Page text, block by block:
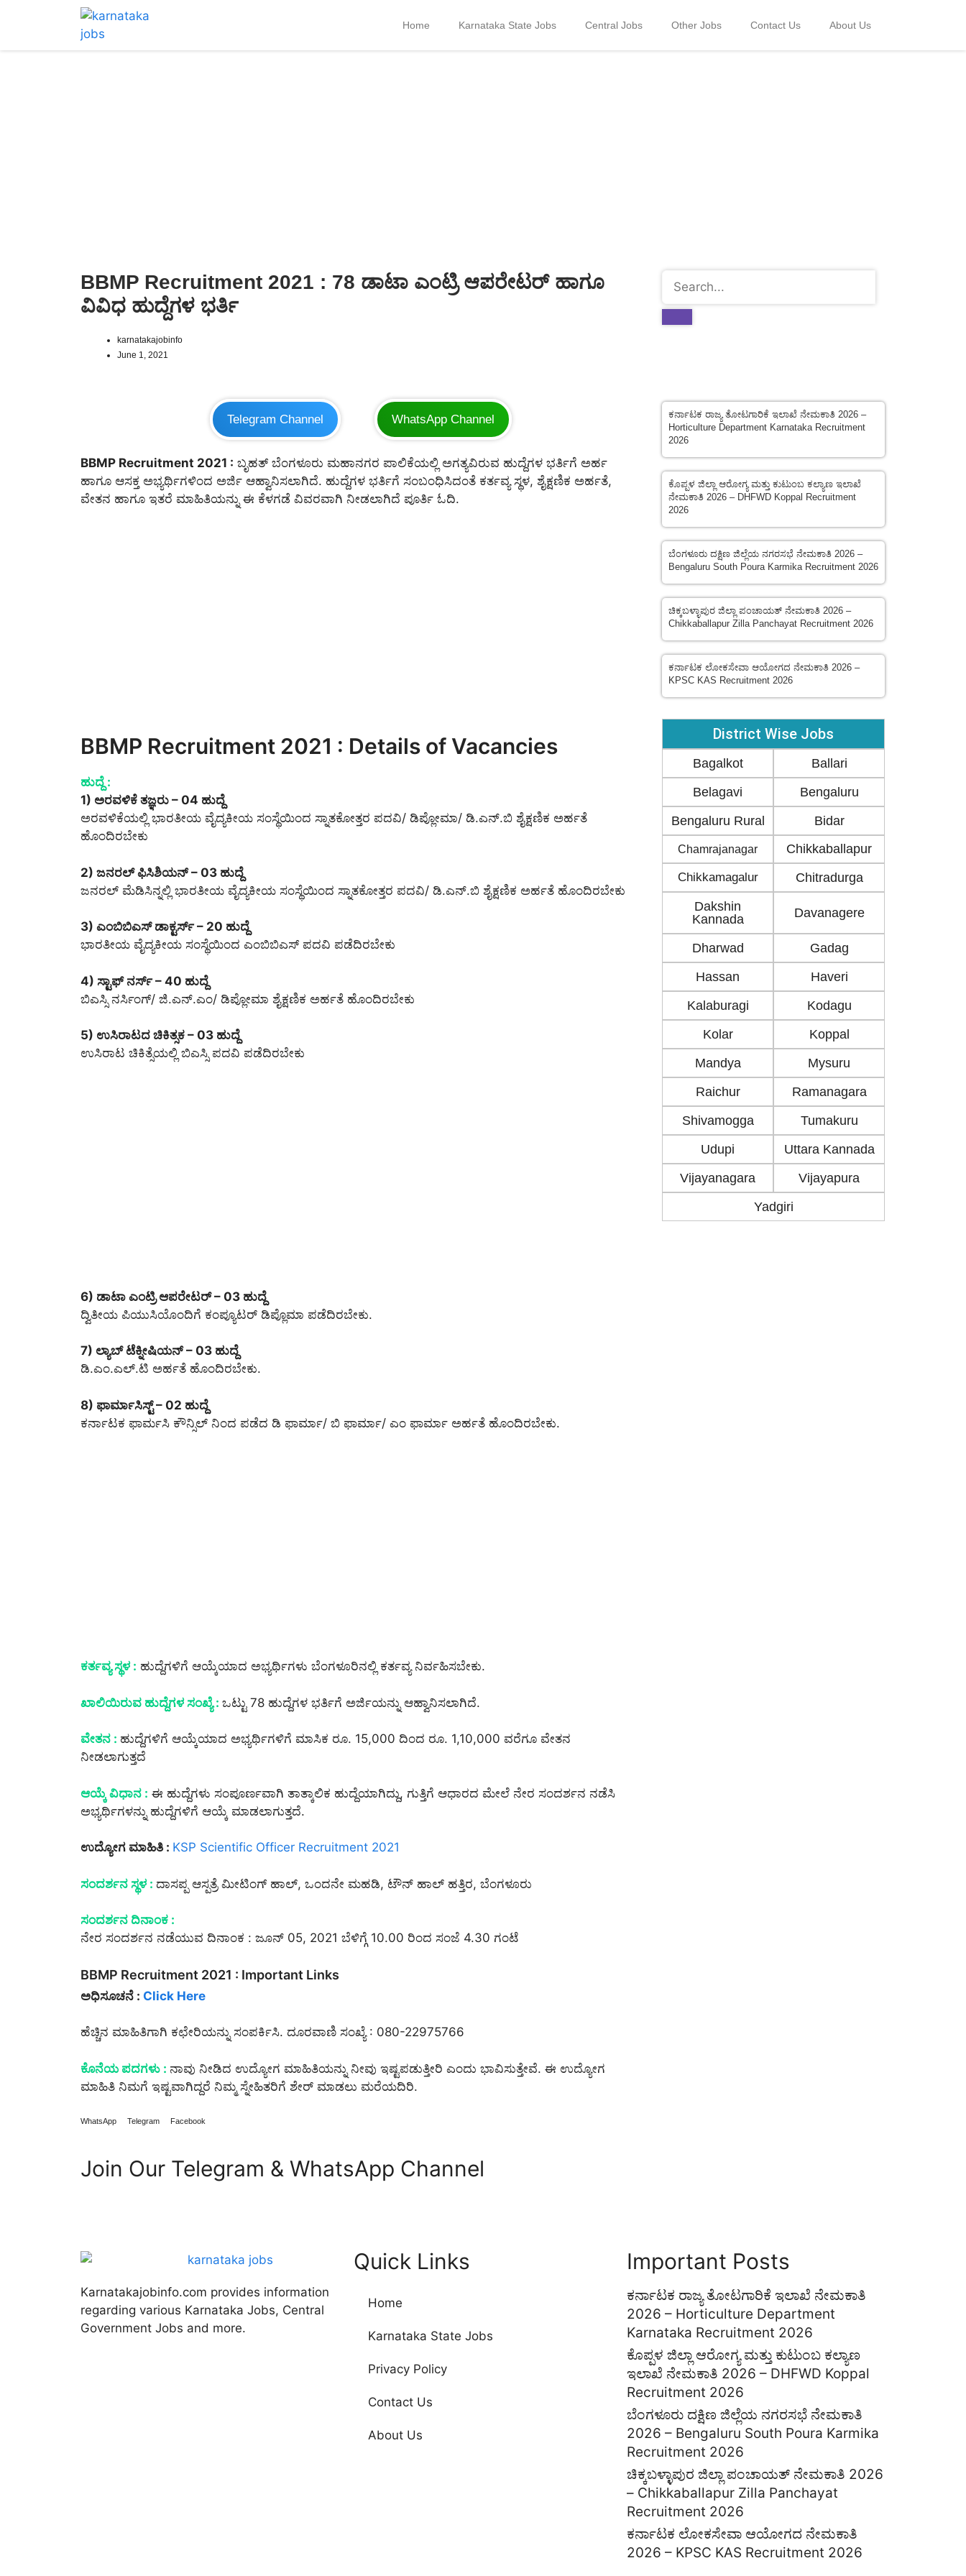
Home Karnataka State Jobs Central Jobs Other Jobs Contact Us About Us
BBMP Recruitment 2021 : 78 ಡಾಟಾ ಎಂಟ್ರಿ ಆಪರೇಟರ್ ಹಾಗೂ
ವಿವಿಧ ಹುದ್ದೆಗಳ ಭರ್ತಿ
karnatakajobinfo
June 1, 2021
Telegram Channel WhatsApp Channel
BBMP Recruitment 2021 : ಬೃಹತ್ ಬೆಂಗಳೂರು ಮಹಾನಗರ ಪಾಲಿಕೆಯಲ್ಲಿ ಅಗತ್ಯವಿರುವ ಹುದ್ದೆಗಳ ಭರ್ತಿಗೆ ಅರ್ಹ
ಹಾಗೂ ಆಸಕ್ತ ಅಭ್ಯರ್ಥಿಗಳಿಂದ ಅರ್ಜಿ ಆಹ್ವಾನಿಸಲಾಗಿದೆ. ಹುದ್ದೆಗಳ ಭರ್ತಿಗೆ ಸಂಬಂಧಿಸಿದಂತೆ ಕರ್ತವ್ಯ ಸ್ಥಳ, ಶೈಕ್ಷಣಿಕ ಅರ್ಹತೆ,
ವೇತನ ಹಾಗೂ ಇತರೆ ಮಾಹಿತಿಯನ್ನು ಈ ಕೆಳಗಡೆ ವಿವರವಾಗಿ ನೀಡಲಾಗಿದೆ ಪೂರ್ತಿ ಓದಿ.
BBMP Recruitment 2021 : Details of Vacancies
ಹುದ್ದೆ :
1) ಅರವಳಿಕೆ ತಜ್ಞರು – 04 ಹುದ್ದೆ
ಅರವಳಿಕೆಯಲ್ಲಿ ಭಾರತೀಯ ವೈದ್ಯಕೀಯ ಸಂಸ್ಥೆಯಿಂದ ಸ್ನಾತಕೋತ್ತರ ಪದವಿ/ ಡಿಪ್ಲೋಮಾ/ ಡಿ.ಎನ್.ಬಿ ಶೈಕ್ಷಣಿಕ ಅರ್ಹತೆ
ಹೊಂದಿರಬೇಕು
2) ಜನರಲ್ ಫಿಸಿಶಿಯನ್ – 03 ಹುದ್ದೆ
ಜನರಲ್ ಮೆಡಿಸಿನ್ನಲ್ಲಿ ಭಾರತೀಯ ವೈದ್ಯಕೀಯ ಸಂಸ್ಥೆಯಿಂದ ಸ್ನಾತಕೋತ್ತರ ಪದವಿ/ ಡಿ.ಎನ್.ಬಿ ಶೈಕ್ಷಣಿಕ ಅರ್ಹತೆ ಹೊಂದಿರಬೇಕು
3) ಎಂಬಿಬಿಎಸ್ ಡಾಕ್ಟರ್ಸ್ – 20 ಹುದ್ದೆ
ಭಾರತೀಯ ವೈದ್ಯಕೀಯ ಸಂಸ್ಥೆಯಿಂದ ಎಂಬಿಬಿಎಸ್ ಪದವಿ ಪಡೆದಿರಬೇಕು
4) ಸ್ಟಾಫ್ ನರ್ಸ್ – 40 ಹುದ್ದೆ
ಬಿಎಸ್ಸಿ ನರ್ಸಿಂಗ್/ ಜಿ.ಎನ್.ಎಂ/ ಡಿಪ್ಲೋಮಾ ಶೈಕ್ಷಣಿಕ ಅರ್ಹತೆ ಹೊಂದಿರಬೇಕು
5) ಉಸಿರಾಟದ ಚಿಕಿತ್ಸಕ – 03 ಹುದ್ದೆ
ಉಸಿರಾಟ ಚಿಕಿತ್ಸೆಯಲ್ಲಿ ಬಿಎಸ್ಸಿ ಪದವಿ ಪಡೆದಿರಬೇಕು
6) ಡಾಟಾ ಎಂಟ್ರಿ ಆಪರೇಟರ್ – 03 ಹುದ್ದೆ
ದ್ವಿತೀಯ ಪಿಯುಸಿಯೊಂದಿಗೆ ಕಂಪ್ಯೂಟರ್ ಡಿಪ್ಲೊಮಾ ಪಡೆದಿರಬೇಕು.
7) ಲ್ಯಾಬ್ ಟೆಕ್ನೀಷಿಯನ್ – 03 ಹುದ್ದೆ
ಡಿ.ಎಂ.ಎಲ್.ಟಿ ಅರ್ಹತೆ ಹೊಂದಿರಬೇಕು.
8) ಫಾರ್ಮಾಸಿಸ್ಟ್ – 02 ಹುದ್ದೆ
ಕರ್ನಾಟಕ ಫಾರ್ಮಸಿ ಕೌನ್ಸಿಲ್ ನಿಂದ ಪಡೆದ ಡಿ ಫಾರ್ಮಾ/ ಬಿ ಫಾರ್ಮಾ/ ಎಂ ಫಾರ್ಮಾ ಅರ್ಹತೆ ಹೊಂದಿರಬೇಕು.
ಕರ್ತವ್ಯ ಸ್ಥಳ : ಹುದ್ದೆಗಳಿಗೆ ಆಯ್ಕೆಯಾದ ಅಭ್ಯರ್ಥಿಗಳು ಬೆಂಗಳೂರಿನಲ್ಲಿ ಕರ್ತವ್ಯ ನಿರ್ವಹಿಸಬೇಕು.
ಖಾಲಿಯಿರುವ ಹುದ್ದೆಗಳ ಸಂಖ್ಯೆ : ಒಟ್ಟು 78 ಹುದ್ದೆಗಳ ಭರ್ತಿಗೆ ಅರ್ಜಿಯನ್ನು ಆಹ್ವಾನಿಸಲಾಗಿದೆ.
ವೇತನ : ಹುದ್ದೆಗಳಿಗೆ ಆಯ್ಕೆಯಾದ ಅಭ್ಯರ್ಥಿಗಳಿಗೆ ಮಾಸಿಕ ರೂ. 15,000 ದಿಂದ ರೂ. 1,10,000 ವರೆಗೂ ವೇತನ
ನೀಡಲಾಗುತ್ತದೆ
ಆಯ್ಕೆ ವಿಧಾನ : ಈ ಹುದ್ದೆಗಳು ಸಂಪೂರ್ಣವಾಗಿ ತಾತ್ಕಾಲಿಕ ಹುದ್ದೆಯಾಗಿದ್ದು, ಗುತ್ತಿಗೆ ಆಧಾರದ ಮೇಲೆ ನೇರ ಸಂದರ್ಶನ ನಡೆಸಿ
ಅಭ್ಯರ್ಥಿಗಳನ್ನು ಹುದ್ದೆಗಳಿಗೆ ಆಯ್ಕೆ ಮಾಡಲಾಗುತ್ತದೆ.
ಉದ್ಯೋಗ ಮಾಹಿತಿ : KSP Scientific Officer Recruitment 2021
ಸಂದರ್ಶನ ಸ್ಥಳ : ದಾಸಪ್ಪ ಆಸ್ಪತ್ರೆ ಮೀಟಿಂಗ್ ಹಾಲ್, ಒಂದನೇ ಮಹಡಿ, ಟೌನ್ ಹಾಲ್ ಹತ್ತಿರ, ಬೆಂಗಳೂರು
ಸಂದರ್ಶನ ದಿನಾಂಕ :
ನೇರ ಸಂದರ್ಶನ ನಡೆಯುವ ದಿನಾಂಕ : ಜೂನ್ 05, 2021 ಬೆಳಿಗ್ಗೆ 10.00 ರಿಂದ ಸಂಜೆ 4.30 ಗಂಟೆ
BBMP Recruitment 2021 : Important Links
ಅಧಿಸೂಚನೆ : Click Here
ಹೆಚ್ಚಿನ ಮಾಹಿತಿಗಾಗಿ ಕಛೇರಿಯನ್ನು ಸಂಪರ್ಕಿಸಿ. ದೂರವಾಣಿ ಸಂಖ್ಯೆ : 080-22975766
ಕೊನೆಯ ಪದಗಳು : ನಾವು ನೀಡಿದ ಉದ್ಯೋಗ ಮಾಹಿತಿಯನ್ನು ನೀವು ಇಷ್ಟಪಡುತ್ತೀರಿ ಎಂದು ಭಾವಿಸುತ್ತೇವೆ. ಈ ಉದ್ಯೋಗ
ಮಾಹಿತಿ ನಿಮಗೆ ಇಷ್ಟವಾಗಿದ್ದರೆ ನಿಮ್ಮ ಸ್ನೇಹಿತರಿಗೆ ಶೇರ್ ಮಾಡಲು ಮರೆಯದಿರಿ.
WhatsApp Telegram Facebook
ಕರ್ನಾಟಕ ರಾಜ್ಯ ತೋಟಗಾರಿಕೆ ಇಲಾಖೆ ನೇಮಕಾತಿ 2026 –
Horticulture Department Karnataka Recruitment
2026
ಕೊಪ್ಪಳ ಜಿಲ್ಲಾ ಆರೋಗ್ಯ ಮತ್ತು ಕುಟುಂಬ ಕಲ್ಯಾಣ ಇಲಾಖೆ
ನೇಮಕಾತಿ 2026 – DHFWD Koppal Recruitment
2026
ಬೆಂಗಳೂರು ದಕ್ಷಿಣ ಜಿಲ್ಲೆಯ ನಗರಸಭೆ ನೇಮಕಾತಿ 2026 –
Bengaluru South Poura Karmika Recruitment 2026
ಚಿಕ್ಕಬಳ್ಳಾಪುರ ಜಿಲ್ಲಾ ಪಂಚಾಯತ್ ನೇಮಕಾತಿ 2026 –
Chikkaballapur Zilla Panchayat Recruitment 2026
ಕರ್ನಾಟಕ ಲೋಕಸೇವಾ ಆಯೋಗದ ನೇಮಕಾತಿ 2026 –
KPSC KAS Recruitment 2026
District Wise Jobs
Bagalkot
Ballari
Belagavi
Bengaluru
Bengaluru Rural
Bidar
Chamrajanagar
Chikkaballapur
Chikkamagalur
Chitradurga
Dakshin
Kannada
Davanagere
Dharwad
Gadag
Hassan
Haveri
Kalaburagi
Kodagu
Kolar
Koppal
Mandya
Mysuru
Raichur
Ramanagara
Shivamogga
Tumakuru
Udupi
Uttara Kannada
Vijayanagara
Vijayapura
Yadgiri
Join Our Telegram & WhatsApp Channel
Karnatakajobinfo.com provides information
regarding various Karnataka Jobs, Central
Government Jobs and more.
Quick Links
Home
Karnataka State Jobs
Privacy Policy
Contact Us
About Us
Important Posts
ಕರ್ನಾಟಕ ರಾಜ್ಯ ತೋಟಗಾರಿಕೆ ಇಲಾಖೆ ನೇಮಕಾತಿ
2026 – Horticulture Department
Karnataka Recruitment 2026
ಕೊಪ್ಪಳ ಜಿಲ್ಲಾ ಆರೋಗ್ಯ ಮತ್ತು ಕುಟುಂಬ ಕಲ್ಯಾಣ
ಇಲಾಖೆ ನೇಮಕಾತಿ 2026 – DHFWD Koppal
Recruitment 2026
ಬೆಂಗಳೂರು ದಕ್ಷಿಣ ಜಿಲ್ಲೆಯ ನಗರಸಭೆ ನೇಮಕಾತಿ
2026 – Bengaluru South Poura Karmika
Recruitment 2026
ಚಿಕ್ಕಬಳ್ಳಾಪುರ ಜಿಲ್ಲಾ ಪಂಚಾಯತ್ ನೇಮಕಾತಿ 2026
– Chikkaballapur Zilla Panchayat
Recruitment 2026
ಕರ್ನಾಟಕ ಲೋಕಸೇವಾ ಆಯೋಗದ ನೇಮಕಾತಿ
2026 – KPSC KAS Recruitment 2026